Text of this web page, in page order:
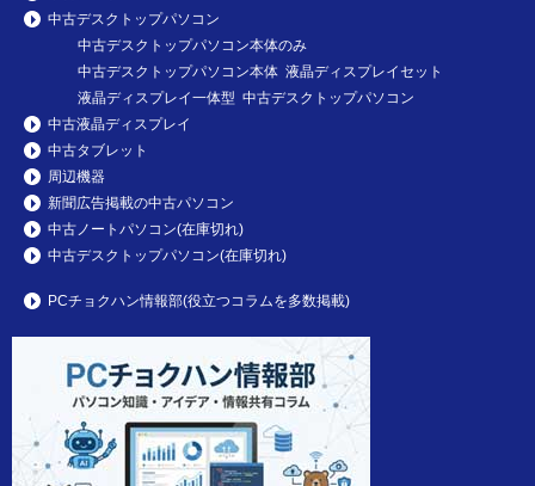
中古デスクトップパソコン
中古デスクトップパソコン本体のみ
中古デスクトップパソコン本体 液晶ディスプレイセット
液晶ディスプレイ一体型 中古デスクトップパソコン
中古液晶ディスプレイ
中古タブレット
周辺機器
新聞広告掲載の中古パソコン
中古ノートパソコン(在庫切れ)
中古デスクトップパソコン(在庫切れ)
PCチョクハン情報部(役立つコラムを多数掲載)